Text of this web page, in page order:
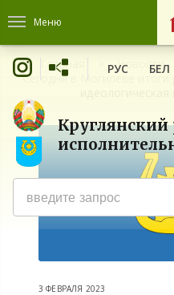
Меню
РУС БЕЛ
Главная Новости
Сегодня в Могилеве итоги
3 ФЕВРАЛЯ 2023